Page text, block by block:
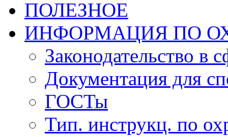
ПОЛЕЗНОЕ
ИНФОРМАЦИЯ ПО
Законодательство в
Документация для
ГОСТы
Тип. инструкц. по